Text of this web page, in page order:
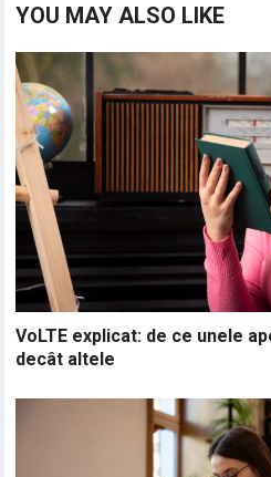
YOU MAY ALSO LIKE
VoLTE explicat: de ce unele
decât altele